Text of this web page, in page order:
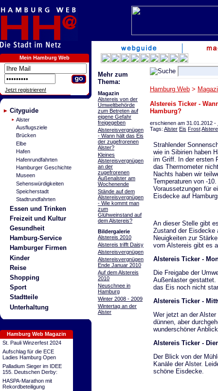
Mein Hamburg Web
Jetzt registrieren!
Cityguide
Alster
Ausflugsziele
Brücken
Elbe
Hafen
Hafenrundfahrten
Hamburger Geschichte
Museen
Sehenswürdigkeiten
Speicherstadt
Stadtrundfahrten
Essen und Trinken
Freizeit und Kultur
Gesundheit
Hamburg-Service
Hamburger Firmen
Kinder
Reise
Shopping
Sport
Stadtteile
Unterhaltung
Hamburg Web Magazin
St. Pauli Winzerfest 2024
Aufschlag für die ECE
Ladies Hamburg Open
Palladium Sieger im IDEE
155. Deutschen Derby:
HASPA-Marathon mit
Rekordbeteiligung
Mehr zum
Thema:
Magazin
Alstereis von der
Umweltbehörde
zum Betreten auf
eigene Gefahr
freigegeben
Alstereisvergnügen
- Wann hält das Eis
der zugefrorenen
Alster?
Kleines
Alstereisvergnügen
an der
zugefrorenen
Außenalster am
Wochenende
Stände auf dem
Alstereisvergnügen
- Wie kommt man
zum
Glühweinstand auf
dem Alstereis?
Bildergalerie
Alstereis 2010
Alstereis trifft Daisy
Alstereisvergnügen
Alstereisvergnügen
Ende Januar 2010
Auf dem Alstereis
2010
Neuschnee in
Hamburg
Winter 2008 - 2009
Wintertag an der
Alster
Hamburg Web >
Alstereis Ticker -
Hamburg?
erschienen am 31.01.2012 -
Tags: Alster Eis Frost
Strahlender
wie in Sibirien haben
im Griff. In der ersten
das Thermometer
Nachts haben wir
Temperaturen von -
Voraussetzungen für
Eisdecke auf
An dieser Stelle gibt
Zustand der Eisdecke
Neuigkeiten zur
vom Alstereis gibt es
Alstereis Ticker -
Die Freigabe der
Außenlaster gestattet.
das Eis noch nicht
Alstereis Ticker -
Wer jetzt an der
dünnen, aber
wunderschöner
Alstereis Ticker -
Der Blick von der
Kanäle der Alster.
schöne Eisdecke.